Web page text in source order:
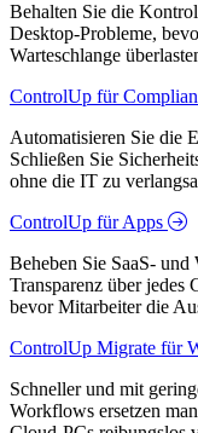
Behalten Sie die
Desktop-Probleme,
Warteschlange
ControlUp für
Automatisieren Sie die
Schließen Sie
ohne die IT zu
ControlUp für Apps
Beheben Sie SaaS-
Transparenz über jedes
bevor Mitarbeiter die
ControlUp Migrate für
Schneller und mit
Workflows ersetzen